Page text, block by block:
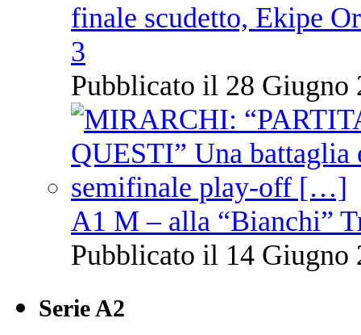
finale scudetto, Ekipe
3
Pubblicato il 28 Giugno
A1 M – alla “Bianchi”
Pubblicato il 14 Giugno
Serie A2